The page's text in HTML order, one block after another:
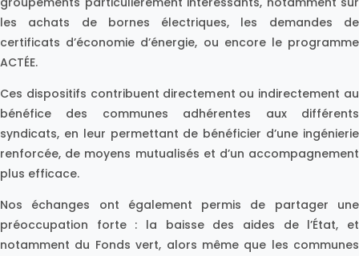
les achats de bornes électriques, les demandes de
certificats d’économie d’énergie, ou encore le programme
ACTÉE.
Ces dispositifs contribuent directement ou indirectement au
bénéfice des communes adhérentes aux différents
syndicats, en leur permettant de bénéficier d’une ingénierie
renforcée, de moyens mutualisés et d’un accompagnement
plus efficace.
Nos échanges ont également permis de partager une
préoccupation forte : la baisse des aides de l’État, et
notamment du Fonds vert, alors même que les communes